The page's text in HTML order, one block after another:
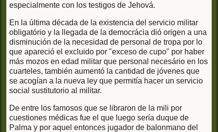
especialmente con los testigos de Jehová.
En la última década de la existencia del servicio militar
obligatório y la llegada de la democrácia dió origen a una
disminución de la necesidad de personal de tropa por lo
que apareció el excluido por "exceso de cupo" por haber
más mozos en edad militar que personal necesário en los
cuarteles, también aumentó la cantidad de jóvenes que
se acogían a la nueva ley que permitía hacer un servicio
social sustitutorio al militar.
De entre los famosos que se libraron de la mili por
cuestiones médicas fue el que luego sería duque de
Palma y por aquel entonces jugador de balonmano del